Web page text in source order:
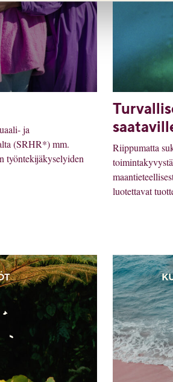
ja
(SRHR*) mm.
työntekijäkyselyiden
Riippumatta
luotettavat